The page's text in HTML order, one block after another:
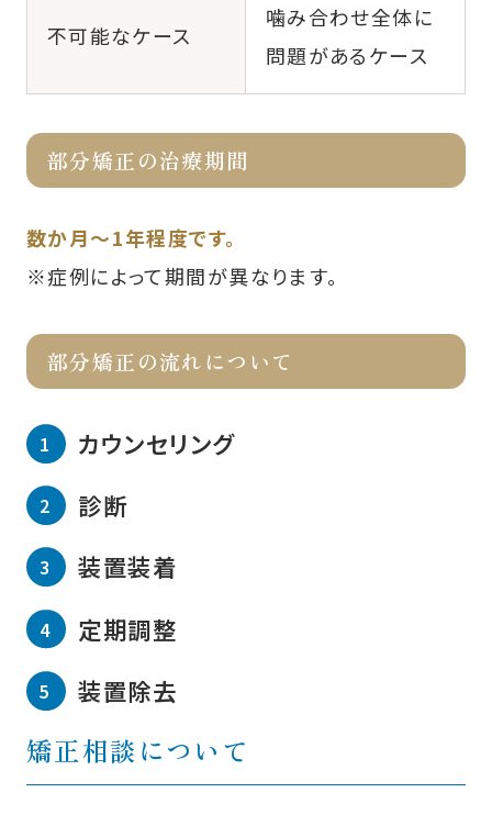
不可能なケース
噛み合わせ全体に
問題があるケース
部分矯正の治療期間
数か月～1年程度です。
※症例によって期間が異なります。
部分矯正の流れについて
カウンセリング
診断
装置装着
定期調整
装置除去
矯正相談について